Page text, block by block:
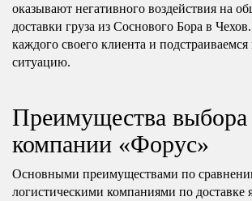
оказывают негативного воздействия на
доставки груза из Соснового Бора в
каждого своего клиента и подстраиваемся
ситуацию.
Преимущества выбора
компании «Форус»
Основными преимуществами по
логистическими компаниями по доставке